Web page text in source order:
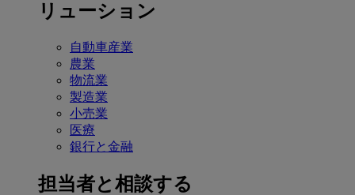
リューション
自動車産業
農業
物流業
製造業
小売業
医療
銀行と金融
担当者と相談する